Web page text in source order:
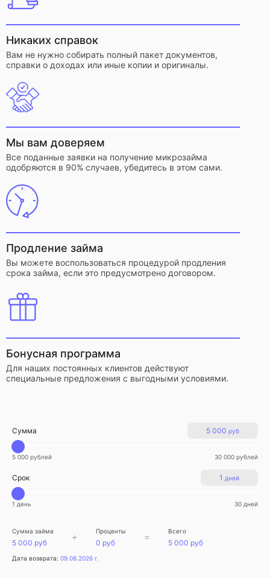
Никаких справок
Вам не нужно собирать полный пакет документов,
справки о доходах или иные копии и оригиналы.
Мы вам доверяем
Все поданные заявки на получение микрозайма
одобряются в 90% случаев, убедитесь в этом сами.
Продление займа
Вы можете воспользоваться процедурой продления
срока займа, если это предусмотрено договором.
Бонусная программа
Для наших постоянных клиентов действуют
специальные предложения с выгодными условиями.
5 000 руб
Сумма
5 000 рублей 30 000 рублей
1 дней
Срок
1 день 30 дней
Сумма займа
5 000 руб
+ Проценты
0 руб
= Всего
5 000 руб
Дата возврата: 09.08.2026 г.